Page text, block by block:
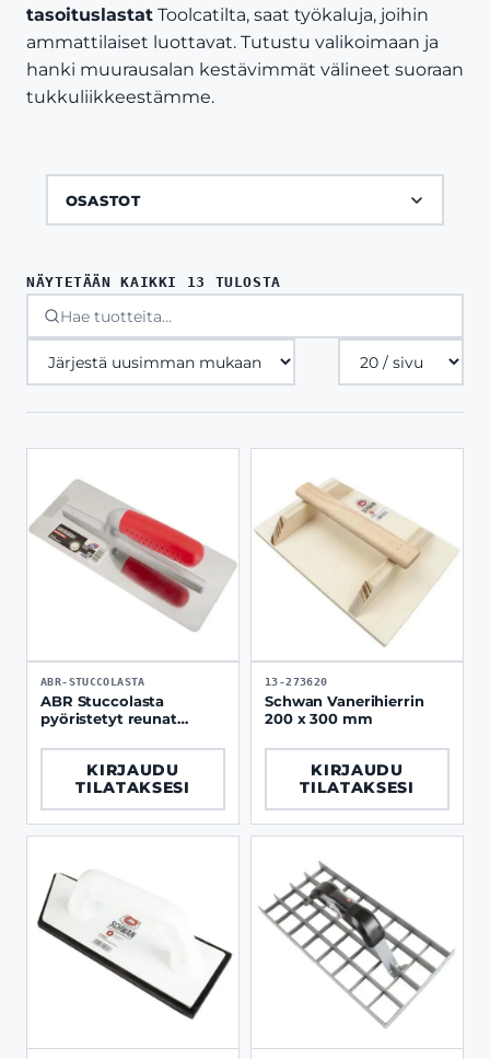
tasoituslastat Toolcatilta, saat työkaluja, joihin
ammattilaiset luottavat. Tutustu valikoimaan ja
hanki muurausalan kestävimmät välineet suoraan
tukkuliikkeestämme.
OSASTOT
NÄYTETÄÄN KAIKKI 13 TULOSTASORTED
Tuotteita
sivulla
ABR-STUCCOLASTA
ABR Stuccolasta
pyöristetyt reunat
KIRJAUDU
TILATAKSESI
13-273620
Schwan Vanerihierrin
200 x 300 mm
KIRJAUDU
TILATAKSESI